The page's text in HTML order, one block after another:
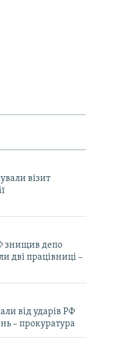
візит
знищив депо
дві працівниці –
від ударів РФ
– прокуратура